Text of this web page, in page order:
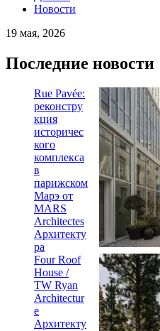
Новости
19 мая, 2026
Последние новости
Rue Pavée:
реконстру
кция
историчес
кого
комплекса
в
парижском
Марэ от
MARS
Architectes
Архитекту
ра
Four Roof
House /
TW Ryan
Architectur
e
Архитекту